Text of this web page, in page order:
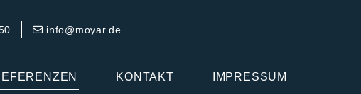
 info@moyar.de
KONTAKT IMPRESSUM